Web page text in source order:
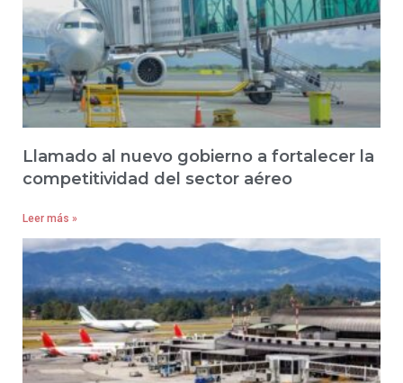
Llamado al nuevo gobierno a fortalecer la
competitividad del sector aéreo
Leer más »